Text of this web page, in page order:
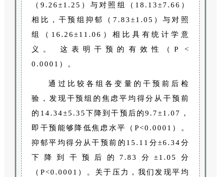
（9.26±1.25）与对照组（18.13±7.66）
相比，干预组抑郁（7.83±1.05）与对照
组（16.26±11.06）相比具有统计学意
义。 这表明干预的有效性（P <
0.0001）。
通过比较各组各变量的干预前后检
验，发现干预组的焦虑平均得分从干预前
的14.34±5.35下降到干预后的9.7±1.07，
即干预能够降低焦虑水平（P<0.0001）。
抑郁平均得分从干预前的15.11分±6.34分
下降到干预后的7.83分±1.05分
（P<0.0001）。关于压力，我们发现平均